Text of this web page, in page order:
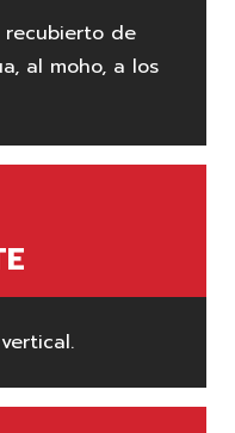
recubierto de
al moho, a los